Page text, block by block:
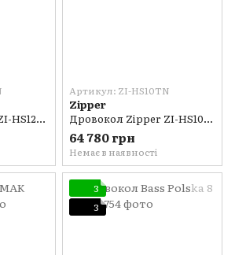
Дровокол Zipper ZI-HS12TN
Артикул: ZI-HS10TN
Zipper
Дровокол Zipper ZI-HS10TN
64 780 грн
Немає в наявності
3
3